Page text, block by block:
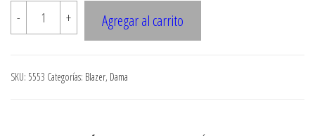
-
5553
BLAZER
PRINCESA
cantidad
+ Agregar al carrito
SKU: 5553 Categorías: Blazer, Dama